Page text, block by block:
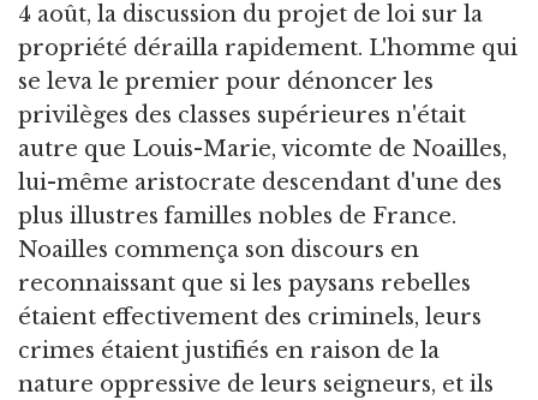
4 août, la discussion du projet de loi sur la
propriété dérailla rapidement. L'homme qui
se leva le premier pour dénoncer les
privilèges des classes supérieures n'était
autre que Louis-Marie, vicomte de Noailles,
lui-même aristocrate descendant d'une des
plus illustres familles nobles de France.
Noailles commença son discours en
reconnaissant que si les paysans rebelles
étaient effectivement des criminels, leurs
crimes étaient justifiés en raison de la
nature oppressive de leurs seigneurs, et ils